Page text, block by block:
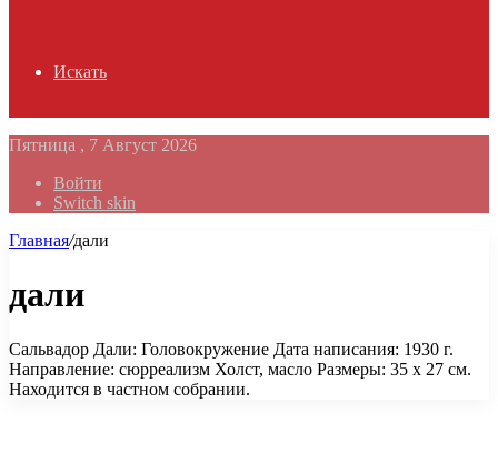
Искать
Пятница , 7 Август 2026
Войти
Switch skin
Главная/дали
дали
Сальвадор Дали: Головокружение Дата написания: 1930 г.
Направление: сюрреализм Холст, масло Размеры: 35 х 27 см.
Находится в частном собрании.